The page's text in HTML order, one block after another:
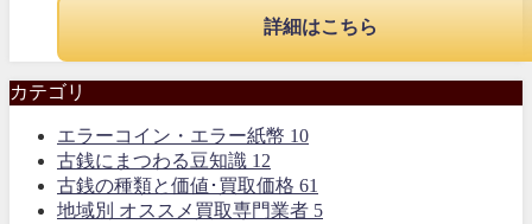
詳細はこちら
カテゴリ
エラーコイン・エラー紙幣 10
古銭にまつわる豆知識 12
古銭の種類と価値･買取価格 61
地域別 オススメ買取専門業者 5